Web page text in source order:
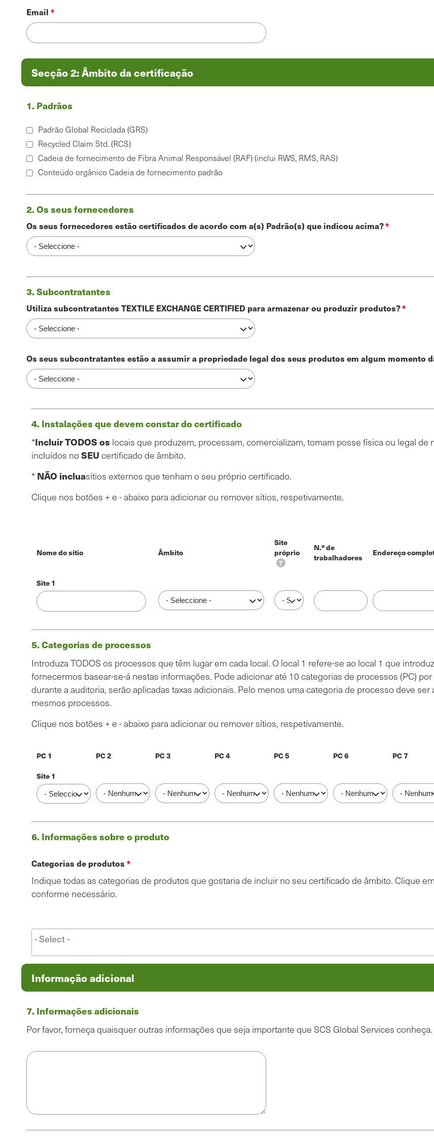
Contato
facturação
Email
Secção 2: Âmbito da certificação
1. Padrãos
Indique
quais
os
programas
em
que
interessado
em
receber
um
orçamento
Padrão Global Reciclada (GRS)
Recycled Claim Std. (RCS)
Cadeia de fornecimento de Fibra Animal Responsável (RAF) (inclui RWS, RMS, RAS)
Conteúdo orgânico Cadeia de fornecimento padrão
2. Os seus fornecedores
Os seus fornecedores estão certificados de acordo com a(s) Padrão(s) que indicou acima?
3. Subcontratantes
Utiliza subcontratantes TEXTILE EXCHANGE CERTIFIED para armazenar ou produzir produtos?
Os seus subcontratantes estão a assumir a propriedade legal dos seus produtos em algum momento
DE
FABRICO
4. Instalações que devem constar do certificado
*IncluirTODOS os locais que produzem, processam, comercializam, tomam posse física ou legal
incluídos no SEU certificado de âmbito.
* NÃO incluasítios externos que tenham o seu próprio certificado.
Clique nos botões + e - abaixo para adicionar ou remover sítios, respetivamente.
sítio
Nome do sítio Âmbito
Site
próprio
?
N.º de
trabalhadores
Endereço
Nome do sítio
Categorias
de
5. Categorias de processos
Introduza TODOS os processos que têm lugar em cada local. O local 1 refere-se ao local 1 que
fornecermos basear-se-á nestas informações. Pode adicionar até 10 categorias de processos (PC)
durante a auditoria, serão aplicadas taxas adicionais. Pelo menos uma categoria de processo deve
mesmos processos.
Clique nos botões + e - abaixo para adicionar ou remover sítios, respetivamente.
PC 1 PC 2 PC 3 PC 4 PC 5 PC 6 PC 7
PC 1
PRODUTOS
6. Informações sobre o produto
Categorias de produtos
Indique todas as categorias de produtos que gostaria de incluir no seu certificado de âmbito. Clique
conforme necessário.
Informação adicional
7. Informações adicionais
Por favor, forneça quaisquer outras informações que seja importante que SCS Global Services conheça.
Informação